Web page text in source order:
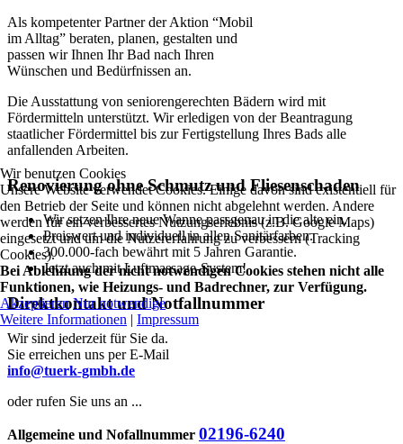
Als kompetenter Partner der Aktion “Mobil
im Alltag” beraten, planen, gestalten und
passen wir Ihnen Ihr Bad nach Ihren
Wünschen und Bedürfnissen an.
Die Ausstattung von seniorengerechten Bädern wird mit
Fördermitteln unterstützt. Wir erledigen von der Beantragung
staatlicher Fördermittel bis zur Fertigstellung Ihres Bads alle
anfallenden Arbeiten.
Renovierung ohne Schmutz und Fliesenschaden
Wir setzen Ihre neue Wanne passgenau in die alte ein.
Preiswert und individuell in allen Sanitärfarben.
300.000-fach bewährt mit 5 Jahren Garantie.
Jetzt auch mit Luftmassage-System!
Direktkontakt und Notfallnummer
Wir sind jederzeit für Sie da.
Sie erreichen uns per E-Mail
info@tuerk-gmbh.de
oder rufen Sie uns an ...
Allgemeine und Nofallnummer 02196-6240
Wir benutzen Cookies
Unsere Website verwendet Cookies. Einige davon sind existentiell für
den Betrieb der Seite und können nicht abgelehnt werden. Andere
werden für ein verbessertes Nutzungserlebnis (z.B. Google Maps)
eingesetzt und um die Nutzererfahrung zu verbessern (Tracking
Cookies).
Bei Ablehnung der nicht notwendigen Cookies stehen nicht alle
Funktionen, wie Heizungs- und Badrechner, zur Verfügung.
Akzeptieren Nur notwendige
Weitere Informationen | Impressum